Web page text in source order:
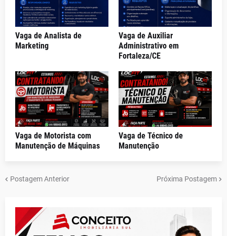
Vaga de Analista de
Marketing
Vaga de Auxiliar
Administrativo em
Fortaleza/CE
Vaga de Motorista com
Manutenção de Máquinas
Vaga de Técnico de
Manutenção
Postagem Anterior Próxima Postagem